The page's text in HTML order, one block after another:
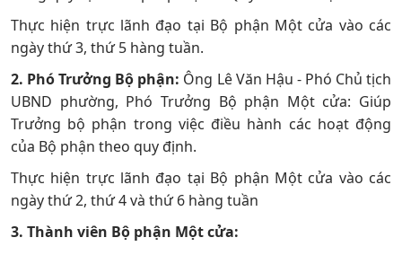
Thực hiện trực lãnh đạo tại Bộ phận Một cửa vào các
ngày thứ 3, thứ 5 hàng tuần.
2. Phó Trưởng Bộ phận: Ông Lê Văn Hậu - Phó Chủ tịch
UBND phường, Phó Trưởng Bộ phận Một cửa: Giúp
Trưởng bộ phận trong việc điều hành các hoạt động
của Bộ phận theo quy định.
Thực hiện trực lãnh đạo tại Bộ phận Một cửa vào các
ngày thứ 2, thứ 4 và thứ 6 hàng tuần
3. Thành viên Bộ phận Một cửa: